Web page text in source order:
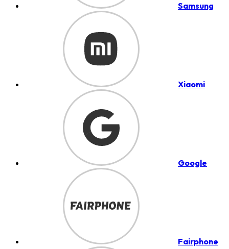
Samsung
Xiaomi
Google
Fairphone